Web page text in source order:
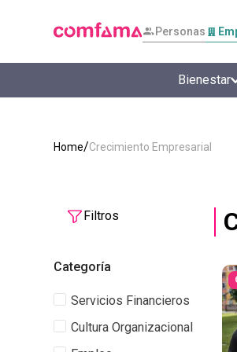
Personas
Bienestar
Crecimiento Empresarial
Filtros
Categoría
Servicios Financieros
Cultura Organizacional